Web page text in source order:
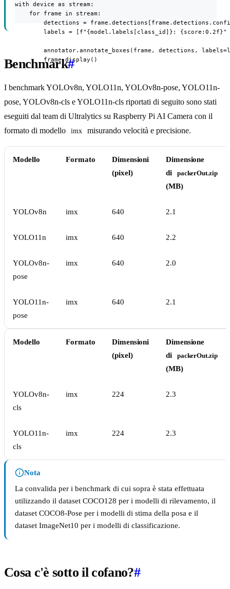
with device as stream:
    for frame in stream:
detections =
labels = [f"{model.labels[class_id]}:
annotator.annotate_boxes(frame, detections,
        frame.display()
Benchmark#
I benchmark YOLOv8n, YOLO11n, YOLOv8n-pose, YOLO11n-
pose, YOLOv8n-cls e YOLO11n-cls riportati di seguito sono stati
eseguiti dal team di Ultralytics su Raspberry Pi AI Camera con il
formato di modello
imx misurando velocità e precisione.
Modello Formato
Dimensioni
(pixel)
Dimensione
di
packerOut.zip
(MB)
YOLOv8n imx 640 2.1
YOLO11n imx 640 2.2
YOLOv8n-
pose
imx 640 2.0
YOLO11n-
pose
imx 640 2.1
Modello Formato
Dimensioni
(pixel)
Dimensione
di
packerOut.zip
(MB)
YOLOv8n-
cls
imx 224 2.3
YOLO11n-
cls
imx 224 2.3
Nota
La convalida per i benchmark di cui sopra è stata effettuata
utilizzando il dataset COCO128 per i modelli di rilevamento, il
dataset COCO8-Pose per i modelli di stima della posa e il
dataset ImageNet10 per i modelli di classificazione.
Cosa c'è sotto il cofano?#